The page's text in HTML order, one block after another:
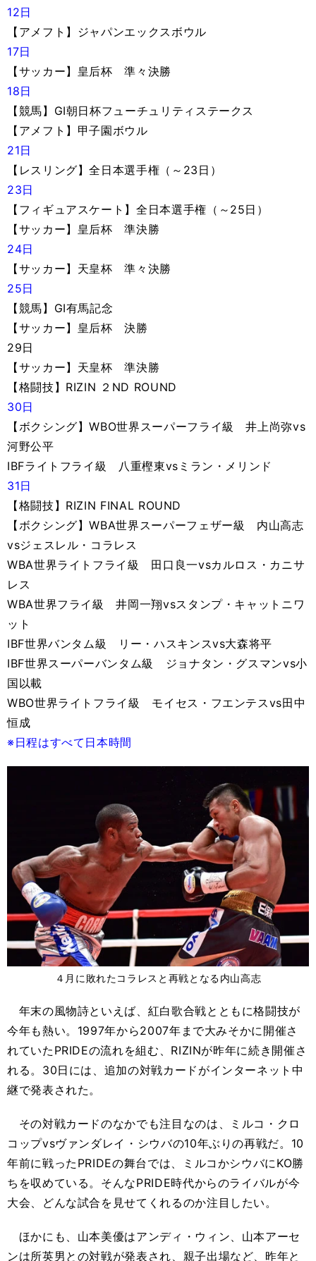
12日
【アメフト】ジャパンエックスボウル
17日
【サッカー】皇后杯 準々決勝
18日
【競馬】GI朝日杯フューチュリティステークス
【アメフト】甲子園ボウル
21日
【レスリング】全日本選手権（～23日）
23日
【フィギュアスケート】全日本選手権（～25日）
【サッカー】皇后杯 準決勝
24日
【サッカー】天皇杯 準々決勝
25日
【競馬】GI有馬記念
【サッカー】皇后杯 決勝
29日
【サッカー】天皇杯 準決勝
【格闘技】RIZIN ２ND ROUND
30日
【ボクシング】WBO世界スーパーフライ級 井上尚弥vs
河野公平
IBFライトフライ級 八重樫東vsミラン・メリンド
31日
【格闘技】RIZIN FINAL ROUND
【ボクシング】WBA世界スーパーフェザー級 内山高志
vsジェスレル・コラレス
WBA世界ライトフライ級 田口良一vsカルロス・カニサ
レス
WBA世界フライ級 井岡一翔vsスタンプ・キャットニワ
ット
IBF世界バンタム級 リー・ハスキンスvs大森将平
IBF世界スーパーバンタム級 ジョナタン・グスマンvs小
国以載
WBO世界ライトフライ級 モイセス・フエンテスvs田中
恒成
※日程はすべて日本時間
４月に敗れたコラレスと再戦となる内山高志
年末の風物詩といえば、紅白歌合戦とともに格闘技が
今年も熱い。1997年から2007年まで大みそかに開催さ
れていたPRIDEの流れを組む、RIZINが昨年に続き開催さ
れる。30日には、追加の対戦カードがインターネット中
継で発表された。
その対戦カードのなかでも注目なのは、ミルコ・クロ
コップvsヴァンダレイ・シウバの10年ぶりの再戦だ。10
年前に戦ったPRIDEの舞台では、ミルコかシウバにKO勝
ちを収めている。そんなPRIDE時代からのライバルが今
大会、どんな試合を見せてくれるのか注目したい。
ほかにも、山本美優はアンディ・ウィン、山本アーセ
ンは所英男との対戦が発表され、親子出場など、昨年と